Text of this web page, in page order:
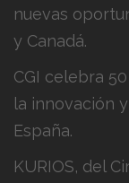
nuevas
y Canadá.
CGI celebra
la innovación
España.
KURIOS, del